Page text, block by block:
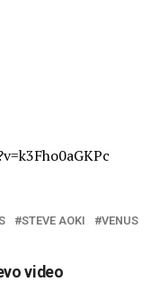
STEVE AOKI VENUS
video